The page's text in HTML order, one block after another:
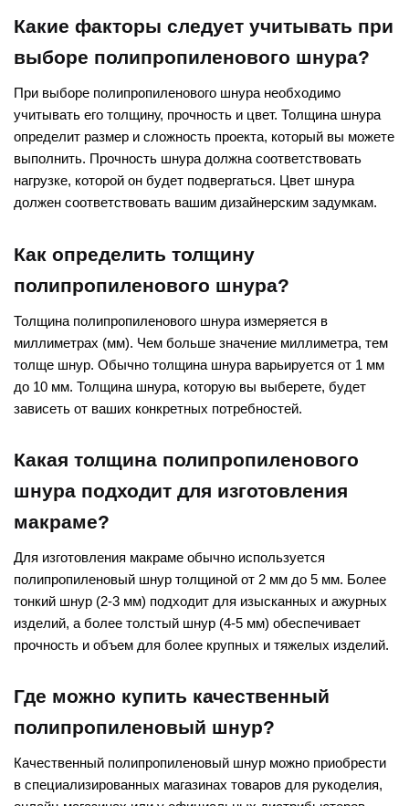
Какие факторы следует учитывать при
выборе полипропиленового шнура?
При выборе полипропиленового шнура необходимо
учитывать его толщину, прочность и цвет. Толщина шнура
определит размер и сложность проекта, который вы можете
выполнить. Прочность шнура должна соответствовать
нагрузке, которой он будет подвергаться. Цвет шнура
должен соответствовать вашим дизайнерским задумкам.
Как определить толщину
полипропиленового шнура?
Толщина полипропиленового шнура измеряется в
миллиметрах (мм). Чем больше значение миллиметра, тем
толще шнур. Обычно толщина шнура варьируется от 1 мм
до 10 мм. Толщина шнура, которую вы выберете, будет
зависеть от ваших конкретных потребностей.
Какая толщина полипропиленового
шнура подходит для изготовления
макраме?
Для изготовления макраме обычно используется
полипропиленовый шнур толщиной от 2 мм до 5 мм. Более
тонкий шнур (2-3 мм) подходит для изысканных и ажурных
изделий, а более толстый шнур (4-5 мм) обеспечивает
прочность и объем для более крупных и тяжелых изделий.
Где можно купить качественный
полипропиленовый шнур?
Качественный полипропиленовый шнур можно приобрести
в специализированных магазинах товаров для рукоделия,